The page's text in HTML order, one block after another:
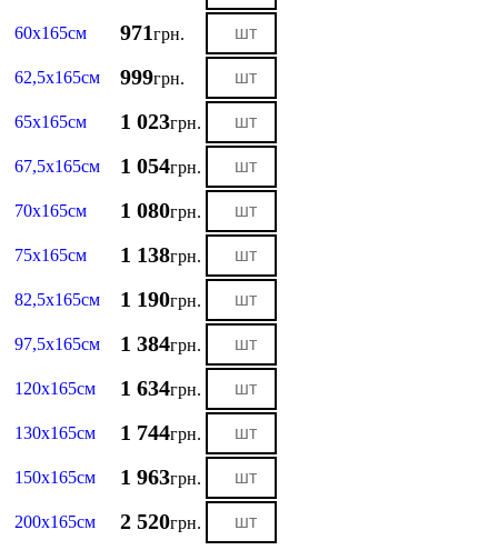
60х165см 971грн.
62,5х165см 999грн.
65х165см 1 023грн.
67,5х165см 1 054грн.
70х165см 1 080грн.
75х165см 1 138грн.
82,5х165см 1 190грн.
97,5х165см 1 384грн.
120х165см 1 634грн.
130х165см 1 744грн.
150х165см 1 963грн.
200х165см 2 520грн.